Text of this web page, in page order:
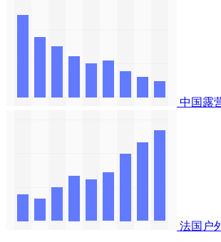
中国露
法国户